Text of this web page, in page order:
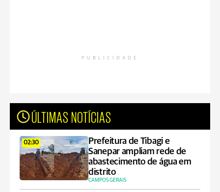
PUBLICIDADE
ÚLTIMAS NOTÍCIAS
02:30
Prefeitura de Tibagi e
Sanepar ampliam rede de
abastecimento de água em
distrito
CAMPOS GERAIS